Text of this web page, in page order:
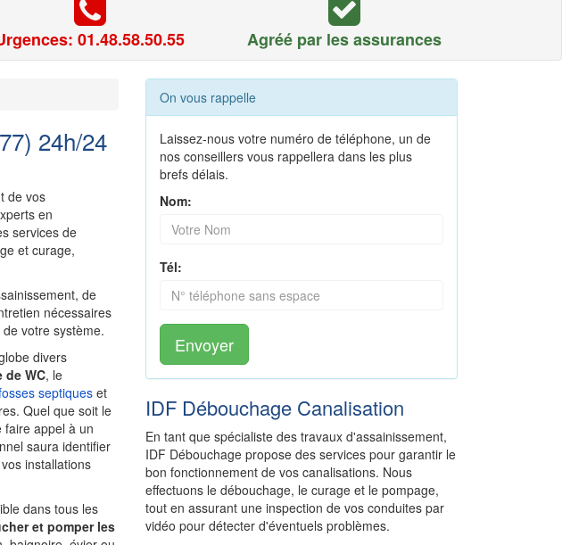
01.48.58.50.55 Agréé par les assurances
24h/24
de vos
en
services de
et curage,
de
nécessaires
votre système.
divers
de WC, le
septiqueset
Quel que soit le
faire appel à un
saura identifier
installations
dans tous les
et pomper les
On vous rappelle
Laissez-nous votre numéro de téléphone, un de
nos conseillers vous rappellera dans les plus
brefs délais.
Nom:
Tél:
Envoyer
IDF Débouchage Canalisation
En tant que spécialiste des travaux d'assainissement,
IDF Débouchage propose des services pour garantir le
bon fonctionnement de vos canalisations. Nous
effectuons le débouchage, le curage et le pompage,
tout en assurant une inspection de vos conduites par
vidéo pour détecter d'éventuels problèmes.